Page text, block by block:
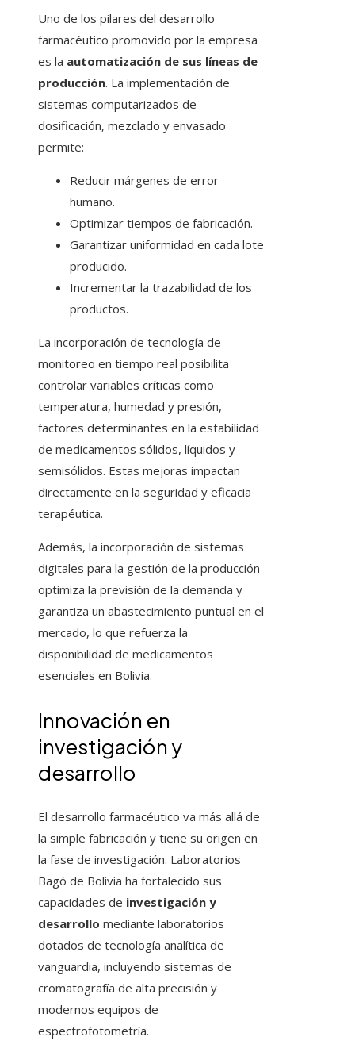
Uno de los pilares del desarrollo
farmacéutico promovido por la empresa
es la automatización de sus líneas de
producción. La implementación de
sistemas computarizados de
dosificación, mezclado y envasado
permite:
Reducir márgenes de error
humano.
Optimizar tiempos de fabricación.
Garantizar uniformidad en cada lote
producido.
Incrementar la trazabilidad de los
productos.
La incorporación de tecnología de
monitoreo en tiempo real posibilita
controlar variables críticas como
temperatura, humedad y presión,
factores determinantes en la estabilidad
de medicamentos sólidos, líquidos y
semisólidos. Estas mejoras impactan
directamente en la seguridad y eficacia
terapéutica.
Además, la incorporación de sistemas
digitales para la gestión de la producción
optimiza la previsión de la demanda y
garantiza un abastecimiento puntual en el
mercado, lo que refuerza la
disponibilidad de medicamentos
esenciales en Bolivia.
Innovación en
investigación y
desarrollo
El desarrollo farmacéutico va más allá de
la simple fabricación y tiene su origen en
la fase de investigación. Laboratorios
Bagó de Bolivia ha fortalecido sus
capacidades de investigación y
desarrollo mediante laboratorios
dotados de tecnología analítica de
vanguardia, incluyendo sistemas de
cromatografía de alta precisión y
modernos equipos de
espectrofotometría.